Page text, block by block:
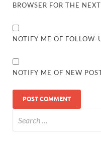
BROWSER FOR THE
NOTIFY ME OF
NOTIFY ME OF NEW